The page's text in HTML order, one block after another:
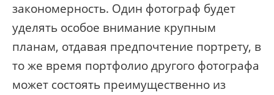
закономерность. Один фотограф будет
уделять особое внимание крупным
планам, отдавая предпочтение портрету, в
то же время портфолио другого фотографа
может состоять преимущественно из